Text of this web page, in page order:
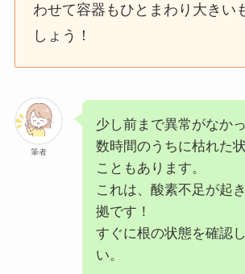
わせて容器もひとまわり大きい
しょう！
筆者
少し前まで異常がなかっ
数時間のうちに枯れた
こともあります。
これは、酸素不足が起
拠です！
すぐに根の状態を確認
い。